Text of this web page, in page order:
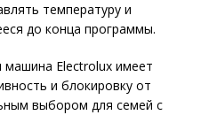
температуру и
до конца программы.
Electrolux имеет
и блокировку от
выбором для семей с